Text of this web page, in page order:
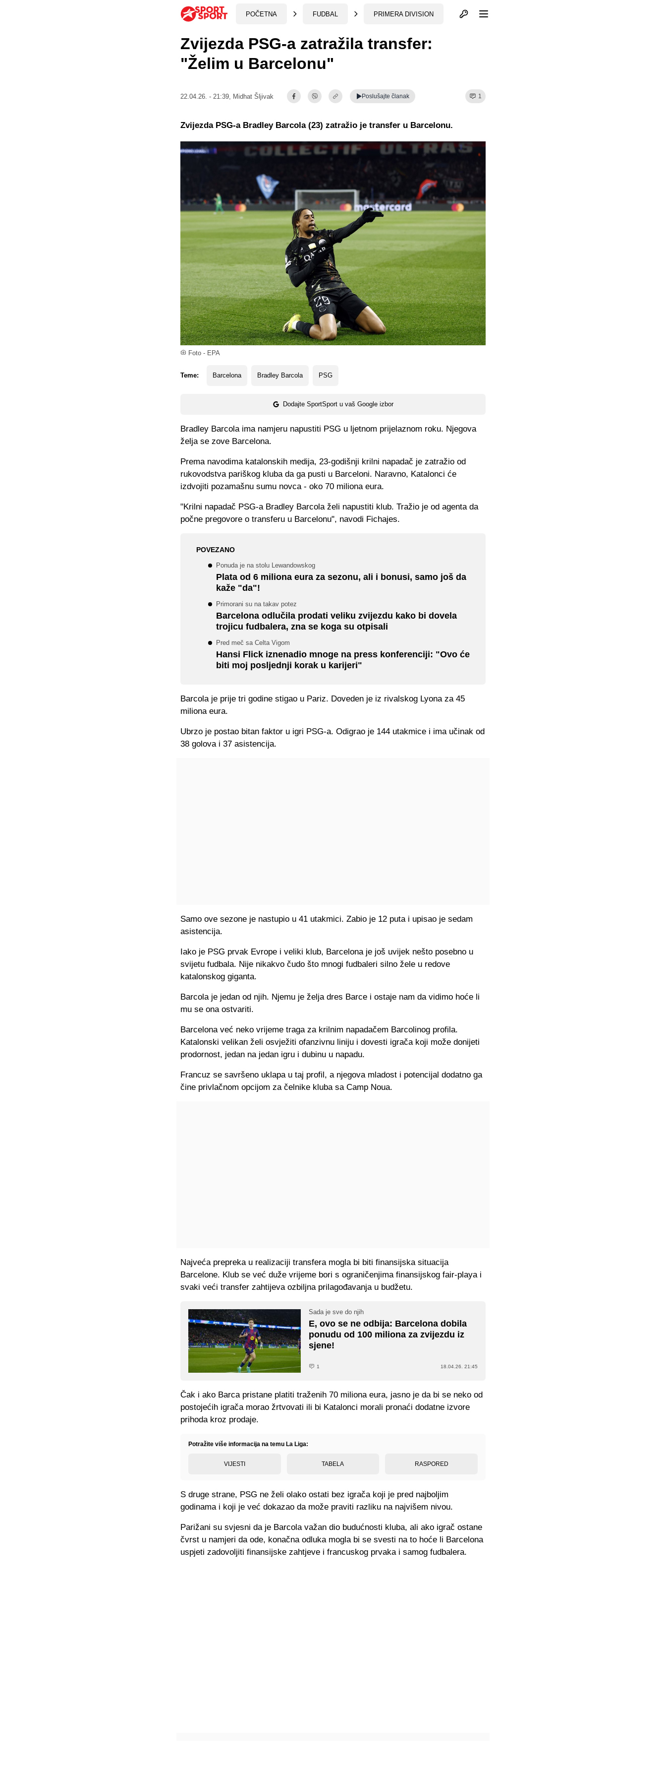
POČETNA FUDBAL PRIMERA DIVISION Otvori profil
Foto - EPA
Zvijezda PSG-a zatražila transfer:
"Želim u Barcelonu"
22.04.26. - 21:39, Midhat Šljivak Poslušajte članak 1
Teme: Barcelona Bradley Barcola PSG
Dodajte SportSport u vaš Google izbor
Zvijezda PSG-a Bradley Barcola (23) zatražio je transfer u Barcelonu.
Bradley Barcola ima namjeru napustiti PSG u ljetnom prijelaznom roku. Njegova
želja se zove Barcelona.
Prema navodima katalonskih medija, 23-godišnji krilni napadač je zatražio od
rukovodstva pariškog kluba da ga pusti u Barceloni. Naravno, Katalonci će
izdvojiti pozamašnu sumu novca - oko 70 miliona eura.
"Krilni napadač PSG-a Bradley Barcola želi napustiti klub. Tražio je od agenta da
počne pregovore o transferu u Barcelonu", navodi Fichajes.
POVEZANO
Ponuda je na stolu Lewandowskog
Plata od 6 miliona eura za sezonu, ali i bonusi, samo još da
kaže "da"!
Primorani su na takav potez
Barcelona odlučila prodati veliku zvijezdu kako bi dovela
trojicu fudbalera, zna se koga su otpisali
Pred meč sa Celta Vigom
Hansi Flick iznenadio mnoge na press konferenciji: "Ovo će
biti moj posljednji korak u karijeri"
Barcola je prije tri godine stigao u Pariz. Doveden je iz rivalskog Lyona za 45
miliona eura.
Ubrzo je postao bitan faktor u igri PSG-a. Odigrao je 144 utakmice i ima učinak od
38 golova i 37 asistencija.
Samo ove sezone je nastupio u 41 utakmici. Zabio je 12 puta i upisao je sedam
asistencija.
Iako je PSG prvak Evrope i veliki klub, Barcelona je još uvijek nešto posebno u
svijetu fudbala. Nije nikakvo čudo što mnogi fudbaleri silno žele u redove
katalonskog giganta.
Barcola je jedan od njih. Njemu je želja dres Barce i ostaje nam da vidimo hoće li
mu se ona ostvariti.
Barcelona već neko vrijeme traga za krilnim napadačem Barcolinog profila.
Katalonski velikan želi osvježiti ofanzivnu liniju i dovesti igrača koji može donijeti
prodornost, jedan na jedan igru i dubinu u napadu.
Francuz se savršeno uklapa u taj profil, a njegova mladost i potencijal dodatno ga
čine privlačnom opcijom za čelnike kluba sa Camp Noua.
Najveća prepreka u realizaciji transfera mogla bi biti finansijska situacija
Barcelone. Klub se već duže vrijeme bori s ograničenjima finansijskog fair-playa i
svaki veći transfer zahtijeva ozbiljna prilagođavanja u budžetu.
Sada je sve do njih
E, ovo se ne odbija: Barcelona dobila
ponudu od 100 miliona za zvijezdu iz
sjene!
1 18.04.26. 21:45
Čak i ako Barca pristane platiti traženih 70 miliona eura, jasno je da bi se neko od
postojećih igrača morao žrtvovati ili bi Katalonci morali pronaći dodatne izvore
prihoda kroz prodaje.
Potražite više informacija na temu La Liga:
VIJESTI TABELA RASPORED
S druge strane, PSG ne želi olako ostati bez igrača koji je pred najboljim
godinama i koji je već dokazao da može praviti razliku na najvišem nivou.
Parižani su svjesni da je Barcola važan dio budućnosti kluba, ali ako igrač ostane
čvrst u namjeri da ode, konačna odluka mogla bi se svesti na to hoće li Barcelona
uspjeti zadovoljiti finansijske zahtjeve i francuskog prvaka i samog fudbalera.